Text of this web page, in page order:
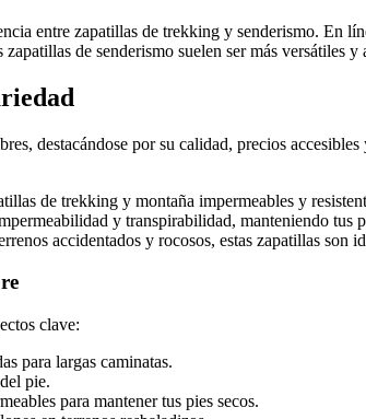
entre zapatillas de trekking y senderismo. En
de senderismo suelen ser más versátiles y
destacándose por su calidad, precios
de trekking y montaña impermeables y
y transpirabilidad, manteniendo tus
accidentados y rocosos, estas zapatillas son
clave:
para largas caminatas.
pie.
para mantener tus pies secos.